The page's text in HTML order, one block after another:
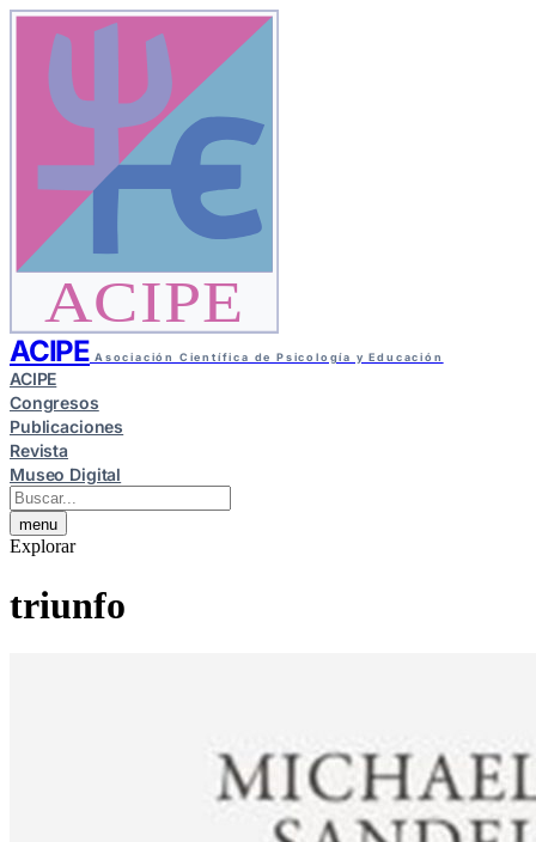
ACIPE
ACIPE Asociación Científica de Psicología y Educación
ACIPE
Congresos
Publicaciones
Revista
Museo Digital
menu
Explorar
triunfo